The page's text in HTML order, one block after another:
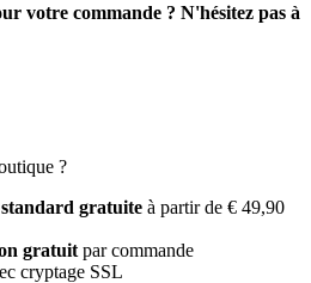
votre commande ? N'hésitez pas à
?
gratuite à partir de € 49,90
gratuit par commande
cryptage SSL